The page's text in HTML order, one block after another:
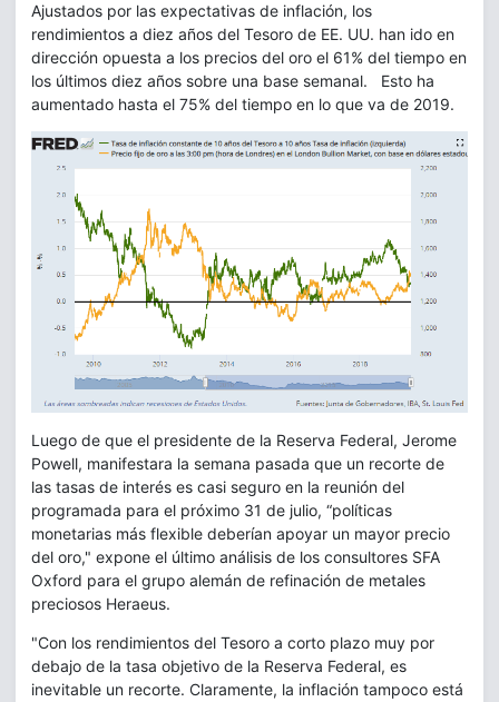
Ajustados por las expectativas de inflación, los
rendimientos a diez años del Tesoro de EE. UU. han ido en
dirección opuesta a los precios del oro el 61% del tiempo en
los últimos diez años sobre una base semanal. Esto ha
aumentado hasta el 75% del tiempo en lo que va de 2019.
Luego de que el presidente de la Reserva Federal, Jerome
Powell, manifestara la semana pasada que un recorte de
las tasas de interés es casi seguro en la reunión del
programada para el próximo 31 de julio, “políticas
monetarias más flexible deberían apoyar un mayor precio
del oro," expone el último análisis de los consultores SFA
Oxford para el grupo alemán de refinación de metales
preciosos Heraeus.
"Con los rendimientos del Tesoro a corto plazo muy por
debajo de la tasa objetivo de la Reserva Federal, es
inevitable un recorte. Claramente, la inflación tampoco está